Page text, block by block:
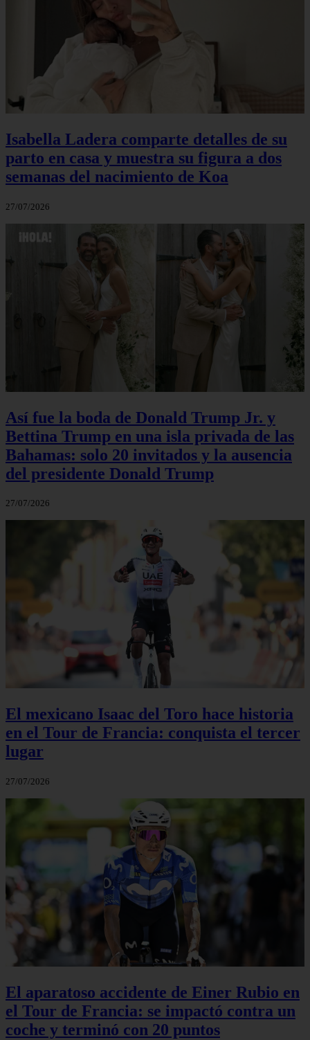
Isabella Ladera comparte detalles de su
parto en casa y muestra su figura a dos
semanas del nacimiento de Koa
27/07/2026
Así fue la boda de Donald Trump Jr. y
Bettina Trump en una isla privada de las
Bahamas: solo 20 invitados y la ausencia
del presidente Donald Trump
27/07/2026
El mexicano Isaac del Toro hace historia
en el Tour de Francia: conquista el tercer
lugar
27/07/2026
El aparatoso accidente de Einer Rubio en
el Tour de Francia: se impactó contra un
coche y terminó con 20 puntos